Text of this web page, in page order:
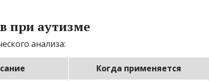
при аутизме
анализа:
Когда применяется